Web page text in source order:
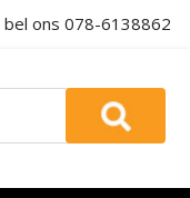
bel ons 078-6138862